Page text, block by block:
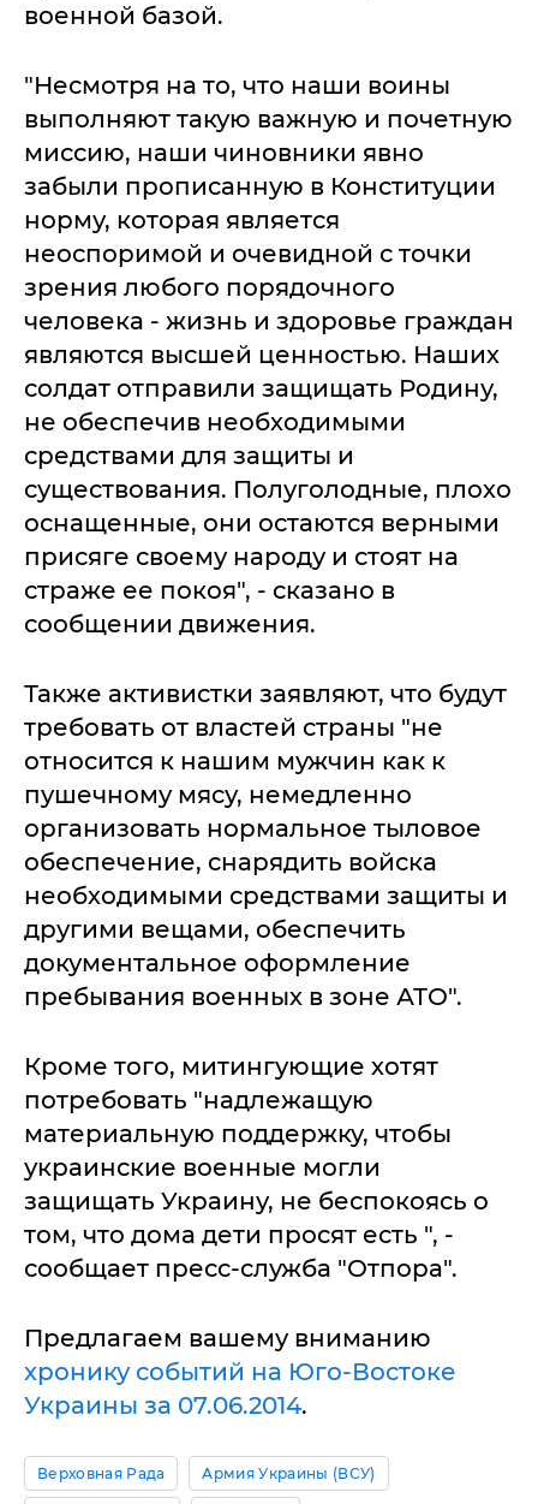
военной базой.
"Несмотря на то, что наши воины
выполняют такую важную и почетную
миссию, наши чиновники явно
забыли прописанную в Конституции
норму, которая является
неоспоримой и очевидной с точки
зрения любого порядочного
человека - жизнь и здоровье граждан
являются высшей ценностью. Наших
солдат отправили защищать Родину,
не обеспечив необходимыми
средствами для защиты и
существования. Полуголодные, плохо
оснащенные, они остаются верными
присяге своему народу и стоят на
страже ее покоя", - сказано в
сообщении движения.
Также активистки заявляют, что будут
требовать от властей страны "не
относится к нашим мужчин как к
пушечному мясу, немедленно
организовать нормальное тыловое
обеспечение, снарядить войска
необходимыми средствами защиты и
другими вещами, обеспечить
документальное оформление
пребывания военных в зоне АТО".
Кроме того, митингующие хотят
потребовать "надлежащую
материальную поддержку, чтобы
украинские военные могли
защищать Украину, не беспокоясь о
том, что дома дети просят есть ", -
сообщает пресс-служба "Отпора".
Предлагаем вашему вниманию
хронику событий на Юго-Востоке
Украины за 07.06.2014.
Верховная Рада Армия Украины (ВСУ)